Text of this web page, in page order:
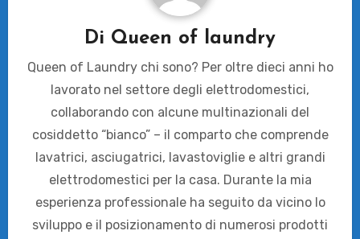
Di Queen of laundry
Queen of Laundry chi sono? Per oltre dieci anni ho
lavorato nel settore degli elettrodomestici,
collaborando con alcune multinazionali del
cosiddetto “bianco” – il comparto che comprende
lavatrici, asciugatrici, lavastoviglie e altri grandi
elettrodomestici per la casa. Durante la mia
esperienza professionale ha seguito da vicino lo
sviluppo e il posizionamento di numerosi prodotti